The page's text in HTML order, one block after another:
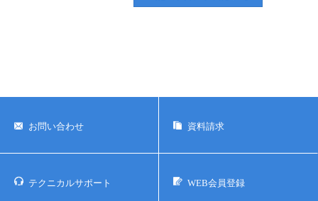
お問い合わせ 資料請求
テクニカルサポート WEB会員登録